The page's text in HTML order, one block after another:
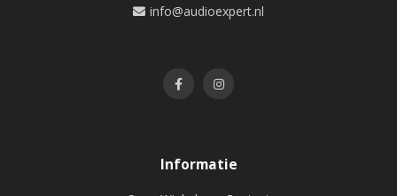
info@audioexpert.nl
Informatie